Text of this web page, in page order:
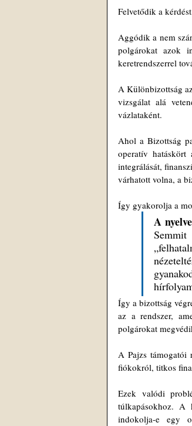
Felvetődik a
Aggódik a nem
polgárokat azok
keretrendszerrel
A Különbizottság
vizsgálat alá
vázlataként.
Ahol a Bizottság
operatív hatáskört
integrálását,
várhatott volna, a
Így gyakorolja a
A
Így a bizottság
az a rendszer,
polgárokat
A Pajzs támogatói
fiókokról, titkos
Ezek valódi
túlkapásokhoz. A
indokolja-e egy